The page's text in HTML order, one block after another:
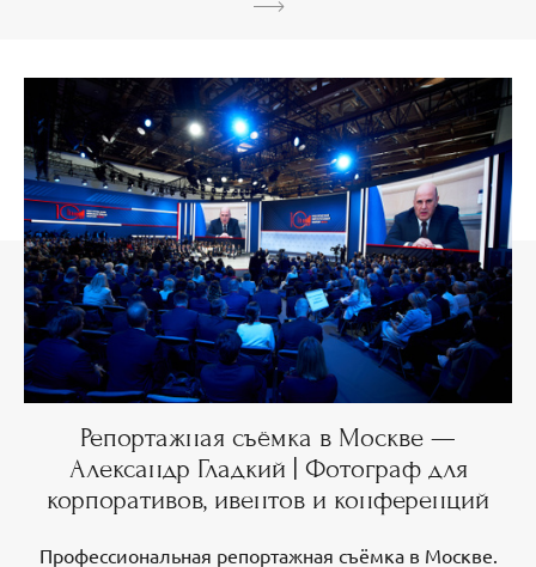
Репортажная съёмка в Москве —
Александр Гладкий | Фотограф для
корпоративов, ивентов и конференций
Профессиональная репортажная съёмка в Москве.